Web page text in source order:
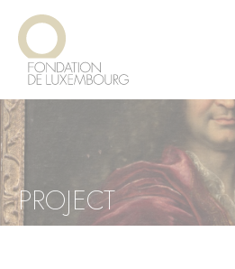
Direkt
zum
Inhalt
PROJECT
Cookie-Einstellungen